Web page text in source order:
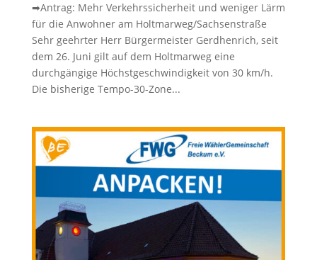
➡Antrag: Mehr Verkehrssicherheit und weniger Lärm
für die Anwohner am Holtmarweg/Sachsenstraße
Sehr geehrter Herr Bürgermeister Gerdhenrich, seit
dem 26. Juni gilt auf dem Holtmarweg eine
durchgängige Höchstgeschwindigkeit von 30 km/h.
Die bisherige Tempo-30-Zone...